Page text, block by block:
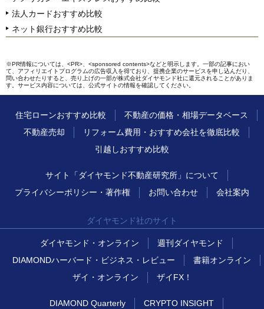
法人カードおすすめ比較
ネット銀行おすすめ比較
※PR情報については、<PR>、<sponsored contents>などと明示します。一部の記事におい
て、アフィリエイトプログラムの広告収入を得ており、提携企業のサービスを申し込んだり、
問い合わせたりすると、売り上げの一部が株式会社ダイヤモンド社に還元されることがありま
す。サービス内容については、公式サイトの情報を確認してください。
住宅ローンおすすめ比較
不動産の価格・相場データベース
不動産売却
リフォーム費用・おすすめ会社を徹底比較
引越しおすすめ比較
サイト「ダイヤモンド不動産研究所」について
プライバシーポリシー・著作権
お問い合わせ 会社案内
ダイヤモンド社のサイト
ダイヤモンド・オンライン
週刊ダイヤモンド
DIAMONDハーバード・ビジネス・レビュー
書籍オンライン
ザイ・オンライン
ザイFX！
DIAMOND Quarterly CRYPTO INSIGHT